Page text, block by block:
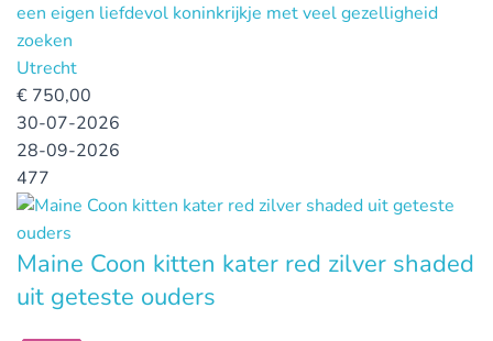
een eigen liefdevol koninkrijkje met veel gezelligheid
zoeken
Utrecht
€ 750,00
30-07-2026
28-09-2026
477
Maine Coon kitten kater red zilver shaded
uit geteste ouders